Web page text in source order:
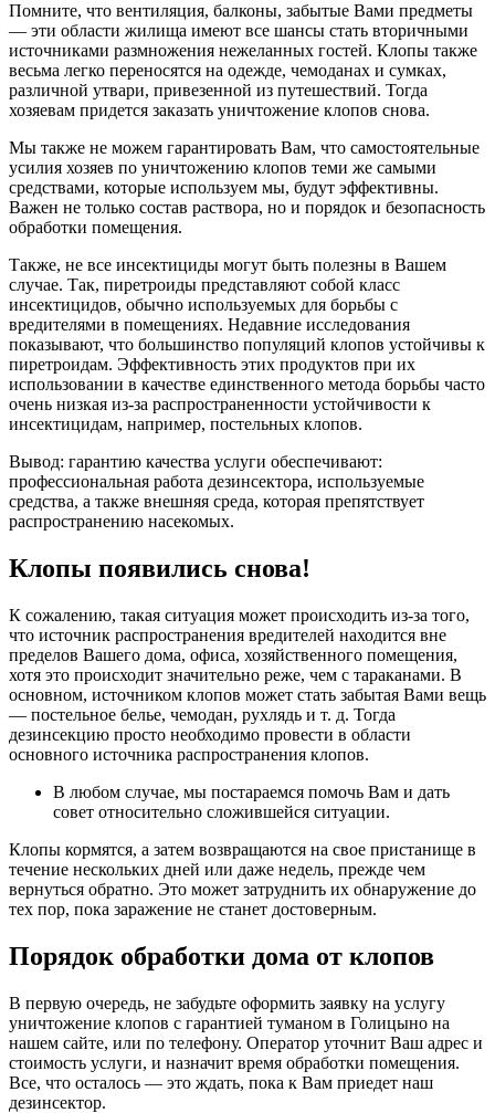
Помните, что вентиляция, балконы, забытые Вами предметы
— эти области жилища имеют все шансы стать вторичными
источниками размножения нежеланных гостей. Клопы также
весьма легко переносятся на одежде, чемоданах и сумках,
различной утвари, привезенной из путешествий. Тогда
хозяевам придется заказать уничтожение клопов снова.
Мы также не можем гарантировать Вам, что самостоятельные
усилия хозяев по уничтожению клопов теми же самыми
средствами, которые используем мы, будут эффективны.
Важен не только состав раствора, но и порядок и безопасность
обработки помещения.
Также, не все инсектициды могут быть полезны в Вашем
случае. Так, пиретроиды представляют собой класс
инсектицидов, обычно используемых для борьбы с
вредителями в помещениях. Недавние исследования
показывают, что большинство популяций клопов устойчивы к
пиретроидам. Эффективность этих продуктов при их
использовании в качестве единственного метода борьбы часто
очень низкая из-за распространенности устойчивости к
инсектицидам, например, постельных клопов.
Вывод: гарантию качества услуги обеспечивают:
профессиональная работа дезинсектора, используемые
средства, а также внешняя среда, которая препятствует
распространению насекомых.
Клопы появились снова!
К сожалению, такая ситуация может происходить из-за того,
что источник распространения вредителей находится вне
пределов Вашего дома, офиса, хозяйственного помещения,
хотя это происходит значительно реже, чем с тараканами. В
основном, источником клопов может стать забытая Вами вещь
— постельное белье, чемодан, рухлядь и т. д. Тогда
дезинсекцию просто необходимо провести в области
основного источника распространения клопов.
В любом случае, мы постараемся помочь Вам и дать
совет относительно сложившейся ситуации.
Клопы кормятся, а затем возвращаются на свое пристанище в
течение нескольких дней или даже недель, прежде чем
вернуться обратно. Это может затруднить их обнаружение до
тех пор, пока заражение не станет достоверным.
Порядок обработки дома от клопов
В первую очередь, не забудьте оформить заявку на услугу
уничтожение клопов с гарантией туманом в Голицыно на
нашем сайте, или по телефону. Оператор уточнит Ваш адрес и
стоимость услуги, и назначит время обработки помещения.
Все, что осталось — это ждать, пока к Вам приедет наш
дезинсектор.